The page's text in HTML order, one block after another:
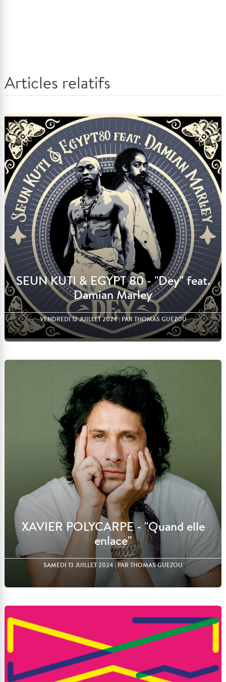
Articles relatifs
SEUN KUTI & EGYPT 80 - "Dey" feat.
Damian Marley
VENDREDI 12 JUILLET 2024| PAR THOMAS GUEZOU
Lire l'article
XAVIER POLYCARPE - "Quand elle
enlace"
SAMEDI 13 JUILLET 2024 | PAR THOMAS GUEZOU
Lire l'article